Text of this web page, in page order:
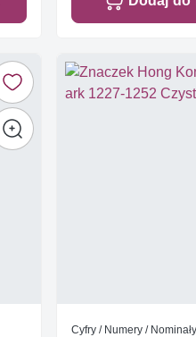
Cyfry / Numery /